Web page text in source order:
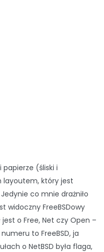
(śliski i
layoutem, który jest
co mnie drażniło
widoczny FreeBSDowy
o Free, Net czy Open –
to FreeBSD, ja
o NetBSD była flaga,